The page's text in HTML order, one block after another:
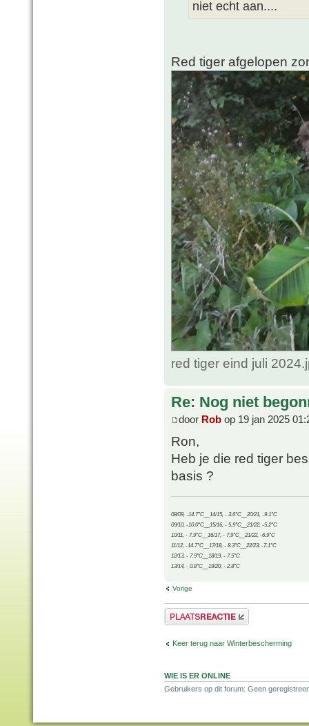
niet echt aan....
Red tiger afgelopen
red tiger eind juli
Re: Nog niet
door Rob op 19 jan 2025
Ron,
Heb je die red tiger
basis ?
08/09, -14.7°C__14/15, - 3.6°C__20/21, -9.1°C
09/10, -10.0°C__15/16, - 5.9°C__21/22, -5.2°C
10/11, - 7.9°C__16/17, - 7.9°C__21/22, -6.9°C
11/12, -14.7°C__17/18, - 8.3°C__22/23, -7.1°C
12/13, - 7.9°C__18/19, - 7.5°C
13/14, - 0.8°C__19/20, - 2.8°C
Vorige
Plaats een reactie
Keer terug naar Winterbescherming
WIE IS ER ONLINE
Gebruikers op dit forum: Geen